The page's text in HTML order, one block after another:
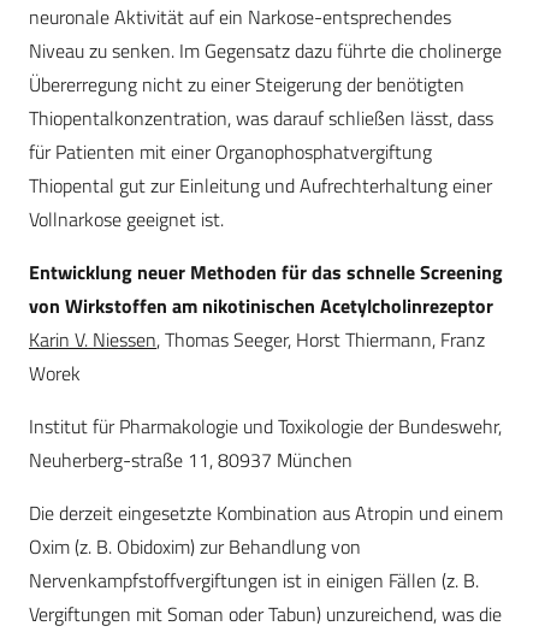
neuronale Aktivität auf ein Narkose-entsprechendes
Niveau zu senken. Im Gegensatz dazu führte die cholinerge
Übererregung nicht zu einer Steigerung der benötigten
Thiopentalkonzentration, was darauf schließen lässt, dass
für Patienten mit einer Organophosphatvergiftung
Thiopental gut zur Einleitung und Aufrechterhaltung einer
Vollnarkose geeignet ist.
Entwicklung neuer Methoden für das schnelle Screening
von Wirkstoffen am nikotinischen Acetylcholinrezeptor
Karin V. Niessen, Thomas Seeger, Horst Thiermann, Franz
Worek
Institut für Pharmakologie und Toxikologie der Bundeswehr,
Neuherberg-straße 11, 80937 München
Die derzeit eingesetzte Kombination aus Atropin und einem
Oxim (z. B. Obidoxim) zur Behandlung von
Nervenkampfstoffvergiftungen ist in einigen Fällen (z. B.
Vergiftungen mit Soman oder Tabun) unzureichend, was die